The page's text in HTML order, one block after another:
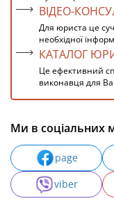
ВІДЕО-
Для юриста це
необхідної
КАТАЛОГ
Це ефективний
виконавця для
Ми в соціальних
page
viber